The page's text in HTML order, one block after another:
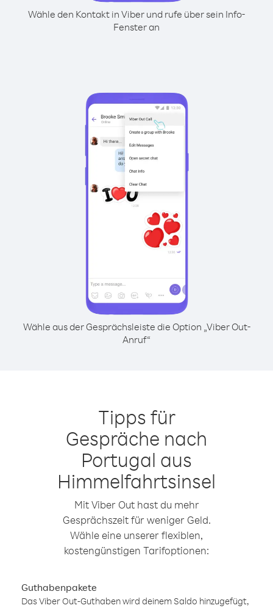
Wähle den Kontakt in Viber und rufe über sein Info-
Fenster an
Wähle aus der Gesprächsleiste die Option „Viber Out-
Anruf“
Tipps für
Gespräche nach
Portugal aus
Himmelfahrtsinsel
Mit Viber Out hast du mehr
Gesprächszeit für weniger Geld.
Wähle eine unserer flexiblen,
kostengünstigen Tarifoptionen:
Guthabenpakete
Das Viber Out-Guthaben wird deinem Saldo hinzugefügt,